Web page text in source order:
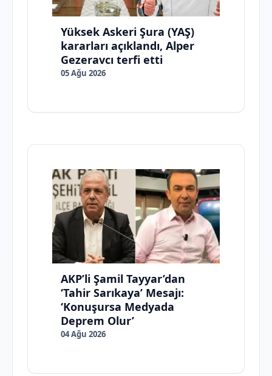
Yüksek Askeri Şura (YAŞ)
kararları açıklandı, Alper
Gezeravcı terfi etti
05 Ağu 2026
AKP’li Şamil Tayyar’dan
‘Tahir Sarıkaya’ Mesajı:
‘Konuşursa Medyada
Deprem Olur’
04 Ağu 2026